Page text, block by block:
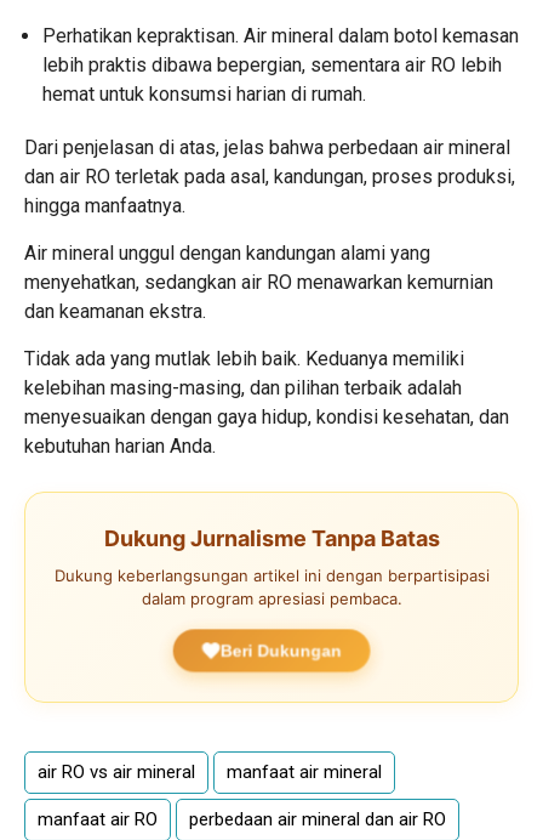
Perhatikan kepraktisan. Air mineral dalam botol kemasan
lebih praktis dibawa bepergian, sementara air RO lebih
hemat untuk konsumsi harian di rumah.
Dari penjelasan di atas, jelas bahwa perbedaan air mineral
dan air RO terletak pada asal, kandungan, proses produksi,
hingga manfaatnya.
Air mineral unggul dengan kandungan alami yang
menyehatkan, sedangkan air RO menawarkan kemurnian
dan keamanan ekstra.
Tidak ada yang mutlak lebih baik. Keduanya memiliki
kelebihan masing-masing, dan pilihan terbaik adalah
menyesuaikan dengan gaya hidup, kondisi kesehatan, dan
kebutuhan harian Anda.
Dukung Jurnalisme Tanpa Batas
Dukung keberlangsungan artikel ini dengan berpartisipasi
dalam program apresiasi pembaca.
Beri Dukungan
air RO vs air mineral manfaat air mineral
manfaat air RO perbedaan air mineral dan air RO